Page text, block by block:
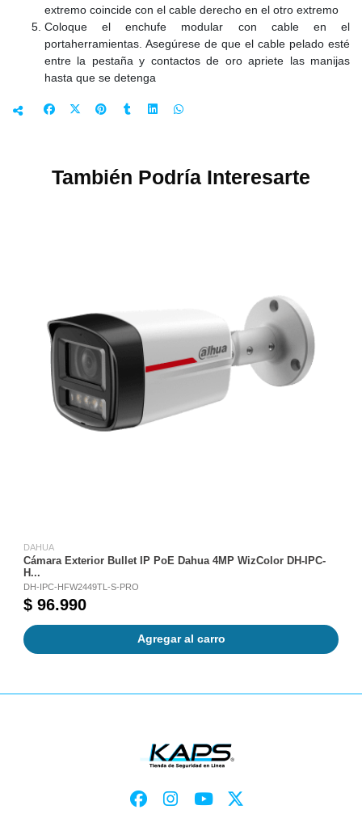
extremo coincide con el cable derecho en el otro extremo
Coloque el enchufe modular con cable en el
portaherramientas. Asegúrese de que el cable pelado esté
entre la pestaña y contactos de oro apriete las manijas
hasta que se detenga
También Podría Interesarte
DAHUA
Cámara Exterior Bullet IP PoE Dahua 4MP WizColor DH-IPC-
H...
DH-IPC-HFW2449TL-S-PRO
$ 96.990
Agregar al carro